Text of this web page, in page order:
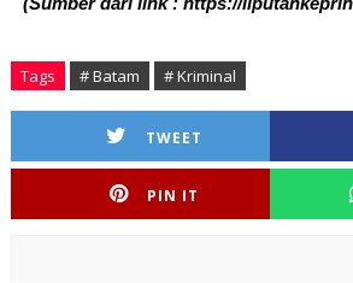
Tags # Batam # Kriminal
TWEET
PIN IT